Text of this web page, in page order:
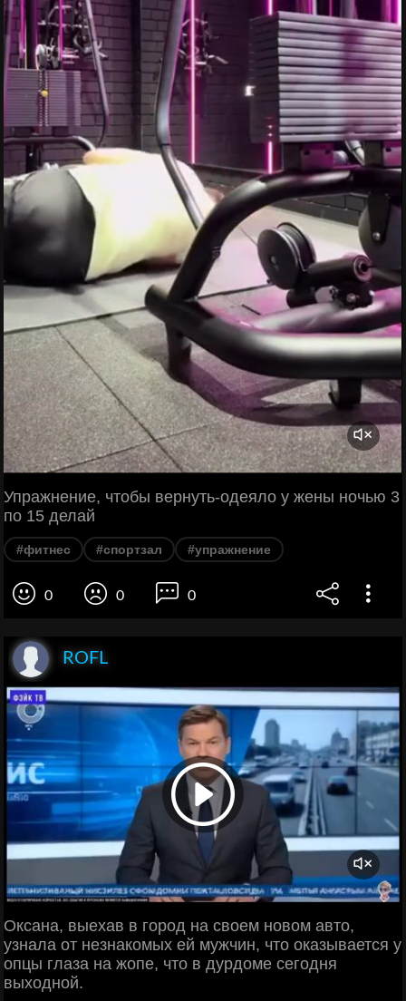
Упражнение, чтобы вернуть-одеяло у жены ночью 3
по 15 делай
#фитнес #спортзал #упражнение
0 0 0
ROFL
Оксана, выехав в город на своем новом авто,
узнала от незнакомых ей мужчин, что оказывается у
опцы глаза на жопе, что в дурдоме сегодня
выходной.